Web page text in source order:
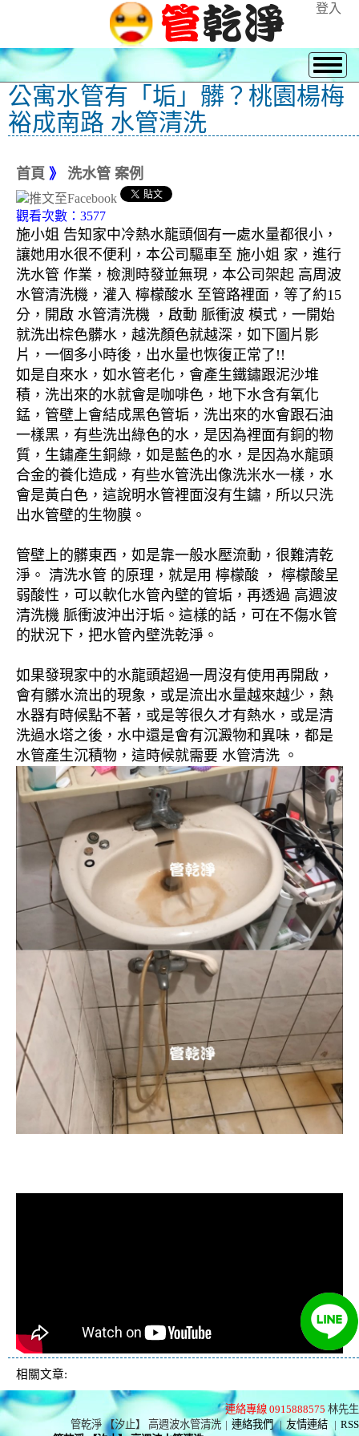
登入
公寓水管有「垢」髒？桃園楊梅
裕成南路 水管清洗
首頁 》 洗水管 案例
觀看次數：3577
施小姐 告知家中冷熱水龍頭個有一處水量都很小，
讓她用水很不便利，本公司驅車至 施小姐 家，進行
洗水管 作業，檢測時發並無現，本公司架起 高周波
水管清洗機，灌入 檸檬酸水 至管路裡面，等了約15
分，開啟 水管清洗機 ，啟動 脈衝波 模式，一開始
就洗出棕色髒水，越洗顏色就越深，如下圖片影
片，一個多小時後，出水量也恢復正常了!!
如是自來水，如水管老化，會產生鐵鏽跟泥沙堆
積，洗出來的水就會是咖啡色，地下水含有氧化
錳，管壁上會結成黑色管垢，洗出來的水會跟石油
一樣黑，有些洗出綠色的水，是因為裡面有銅的物
質，生鏽產生銅綠，如是藍色的水，是因為水龍頭
合金的養化造成，有些水管洗出像洗米水一樣，水
會是黃白色，這說明水管裡面沒有生鏽，所以只洗
出水管壁的生物膜。
管壁上的髒東西，如是靠一般水壓流動，很難清乾
淨。 清洗水管 的原理，就是用 檸檬酸 ， 檸檬酸呈
弱酸性，可以軟化水管內壁的管垢，再透過 高週波
清洗機 脈衝波沖出汙垢。這樣的話，可在不傷水管
的狀況下，把水管內壁洗乾淨。
如果發現家中的水龍頭超過一周沒有使用再開啟，
會有髒水流出的現象，或是流出水量越來越少，熱
水器有時候點不著，或是等很久才有熱水，或是清
洗過水塔之後，水中還是會有沉澱物和異味，都是
水管產生沉積物，這時候就需要 水管清洗 。
相關文章:
連絡專線 0915888575 林先生
管乾淨 【汐止】 高週波水管清洗 | 連絡我們 | 友情連結 | RSS